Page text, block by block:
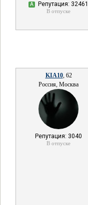
А Репутация: 32461
В отпуске
KIA10, 62
Россия, Москва
Репутация: 3040
В отпуске